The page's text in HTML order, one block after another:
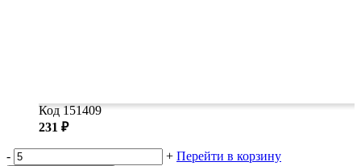
Код 151409
231 ₽
- + Перейти в корзину